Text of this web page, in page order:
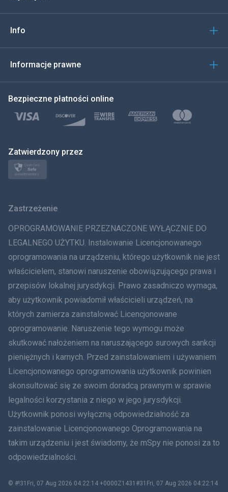
Włoski
한국의
ภาษาไทย
简体中文
Dania
हिंदी
Holenderski
עברית
Rumunia
Tiếng Việt
繁體中文
Slovenčina
Info
Informacje prawne
Bezpieczne płatności online
Zatwierdzony przez
Zastrzeżenie
OPROGRAMOWANIE PRZEZNACZONE WYŁĄCZNIE DO
LEGALNEGO UŻYTKU. Instalowanie Licencjonowanego
oprogramowania na urządzeniu, którego użytkownik nie jest
właścicielem, stanowi naruszenie obowiązującego prawa i
przepisów lokalnej jurysdykcji. Prawo zasadniczo wymaga,
aby użytkownik powiadomił właścicieli urządzeń, na
których zamierza zainstalować Licencjonowane
oprogramowanie. Naruszenie tego wymogu może
skutkować nałożeniem na naruszającego surowych sankcji
pieniężnych i karnych. Przed zainstalowaniem i używaniem
Licencjonowanego oprogramowania użytkownik powinien
skonsultować się ze swoim doradcą prawnym w sprawie
legalności korzystania z niego w jego jurysdykcji.
Użytkownik ponosi wyłączną odpowiedzialność za
zainstalowanie Licencjonowanego Oprogramowania na
takim urządzeniu i jest świadomy, że mSpy nie ponosi za to
odpowiedzialności.
© #!31Fri, 07 Aug 2026 04:22:14 +0000Z1431#31Fri, 07 Aug 2026 04:22:14